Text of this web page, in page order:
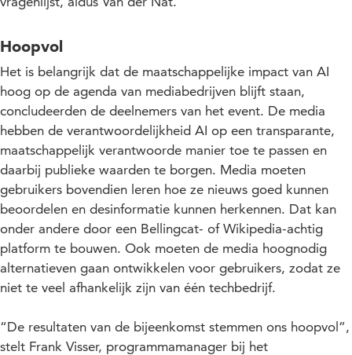
Hoopvol
Het is belangrijk dat de maatschappelijke impact van AI
hoog op de agenda van mediabedrijven blijft staan,
concludeerden de deelnemers van het event. De media
hebben de verantwoordelijkheid AI op een transparante,
maatschappelijk verantwoorde manier toe te passen en
daarbij publieke waarden te borgen. Media moeten
gebruikers bovendien leren hoe ze nieuws goed kunnen
beoordelen en desinformatie kunnen herkennen. Dat kan
onder andere door een Bellingcat- of Wikipedia-achtig
platform te bouwen. Ook moeten de media hoognodig
alternatieven gaan ontwikkelen voor gebruikers, zodat ze
niet te veel afhankelijk zijn van één techbedrijf.
“De resultaten van de bijeenkomst stemmen ons hoopvol”,
stelt Frank Visser, programmamanager bij het